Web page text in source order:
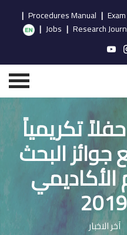
Exam
|
Procedures Manual
|
Research
|
Jobs
|
تكريمياً
جوائز البحث
الأكاديمي
آخر الاخبار